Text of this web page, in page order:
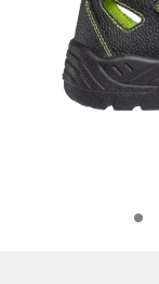
Calzado
Táctico